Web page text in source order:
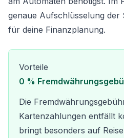
genaue Aufschlüsselung
für deine Finanzplanung.
Vorteile
0 %
Die
Kartenzahlungen entfällt
bringt besonders auf